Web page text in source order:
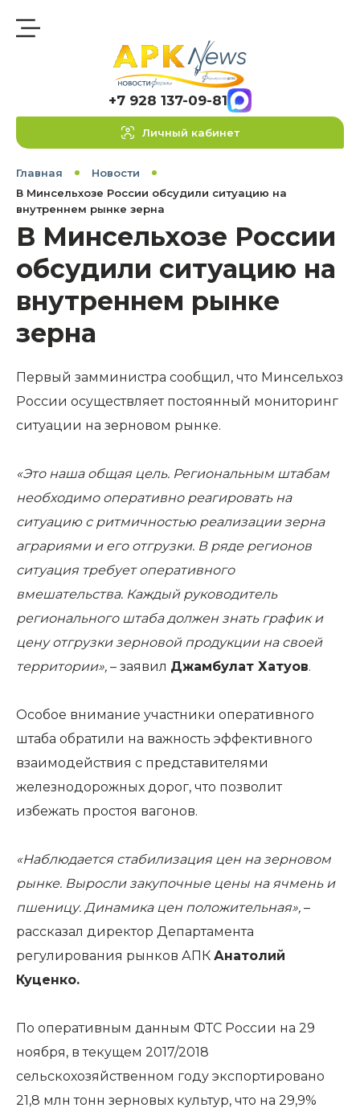
+7 928 137-09-81
Личный кабинет
Главная
Новости
В Минсельхозе России обсудили ситуацию на
внутреннем рынке зерна
В Минсельхозе России
обсудили ситуацию на
внутреннем рынке
зерна
Первый замминистра сообщил, что Минсельхоз
России осуществляет постоянный мониторинг
ситуации на зерновом рынке.
«Это наша общая цель. Региональным штабам
необходимо оперативно реагировать на
ситуацию с ритмичностью реализации зерна
аграриями и его отгрузки. В ряде регионов
ситуация требует оперативного
вмешательства. Каждый руководитель
регионального штаба должен знать график и
цену отгрузки зерновой продукции на своей
территории», – заявил Джамбулат Хатуов.
Особое внимание участники оперативного
штаба обратили на важность эффективного
взаимодействия с представителями
железнодорожных дорог, что позволит
избежать простоя вагонов.
«Наблюдается стабилизация цен на зерновом
рынке. Выросли закупочные цены на ячмень и
пшеницу. Динамика цен положительная», –
рассказал директор Департамента
регулирования рынков АПК Анатолий
Куценко.
По оперативным данным ФТС России на 29
ноября, в текущем 2017/2018
сельскохозяйственном году экспортировано
21,8 млн тонн зерновых культур, что на 29,9%